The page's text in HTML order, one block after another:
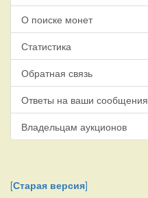
О поиске монет
Статистика
Обратная связь
Ответы на ваши сообщения
Владельцам аукционов
[Старая версия]